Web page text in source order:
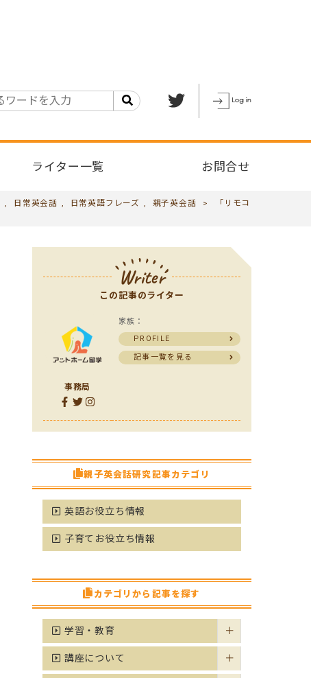
ライター一覧 お問合せ
日常英会話 日常英語フレーズ 親子英会話 >
「リモコ
Writer
この記事のライター
事務局
家族：
PROFILE
記事一覧を見る
親子英会話研究記事カテゴリ
英語お役立ち情報
子育てお役立ち情報
カテゴリから記事を探す
学習・教育
講座について